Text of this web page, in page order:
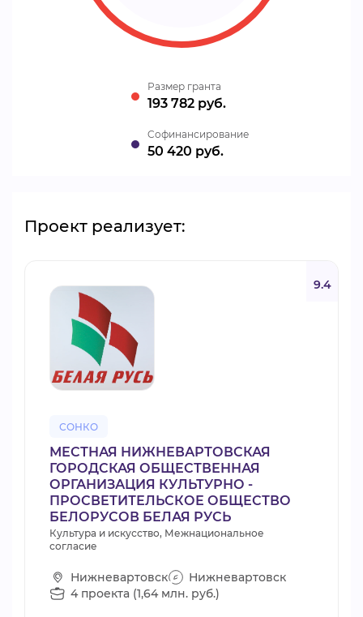
Размер гранта
193 782 руб.
Cофинансирование
50 420 руб.
Проект реализует:
СОНКО
9.4
МЕСТНАЯ НИЖНЕВАРТОВСКАЯ
ГОРОДСКАЯ ОБЩЕСТВЕННАЯ
ОРГАНИЗАЦИЯ КУЛЬТУРНО -
ПРОСВЕТИТЕЛЬСКОЕ ОБЩЕСТВО
БЕЛОРУСОВ БЕЛАЯ РУСЬ
Культура и искусство, Межнациональное
согласие
Нижневартовск
Нижневартовск
4 проекта (1,64 млн. руб.)